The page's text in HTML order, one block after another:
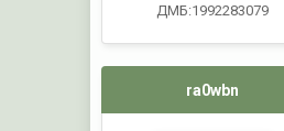
ДМБ:1992283079
ra0wbn